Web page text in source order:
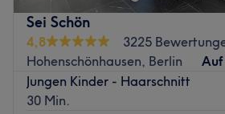
legen großen Wert auf präzise
Beratung und gepflegtes Styling – von
bis zu aktuellen Trends. Jeder Besuch
professionell und entspannt anfühlen.
Sei Schön
4,8
3225
Hohenschönhausen, Berlin
Jungen Kinder - Haarschnitt
30 Min.